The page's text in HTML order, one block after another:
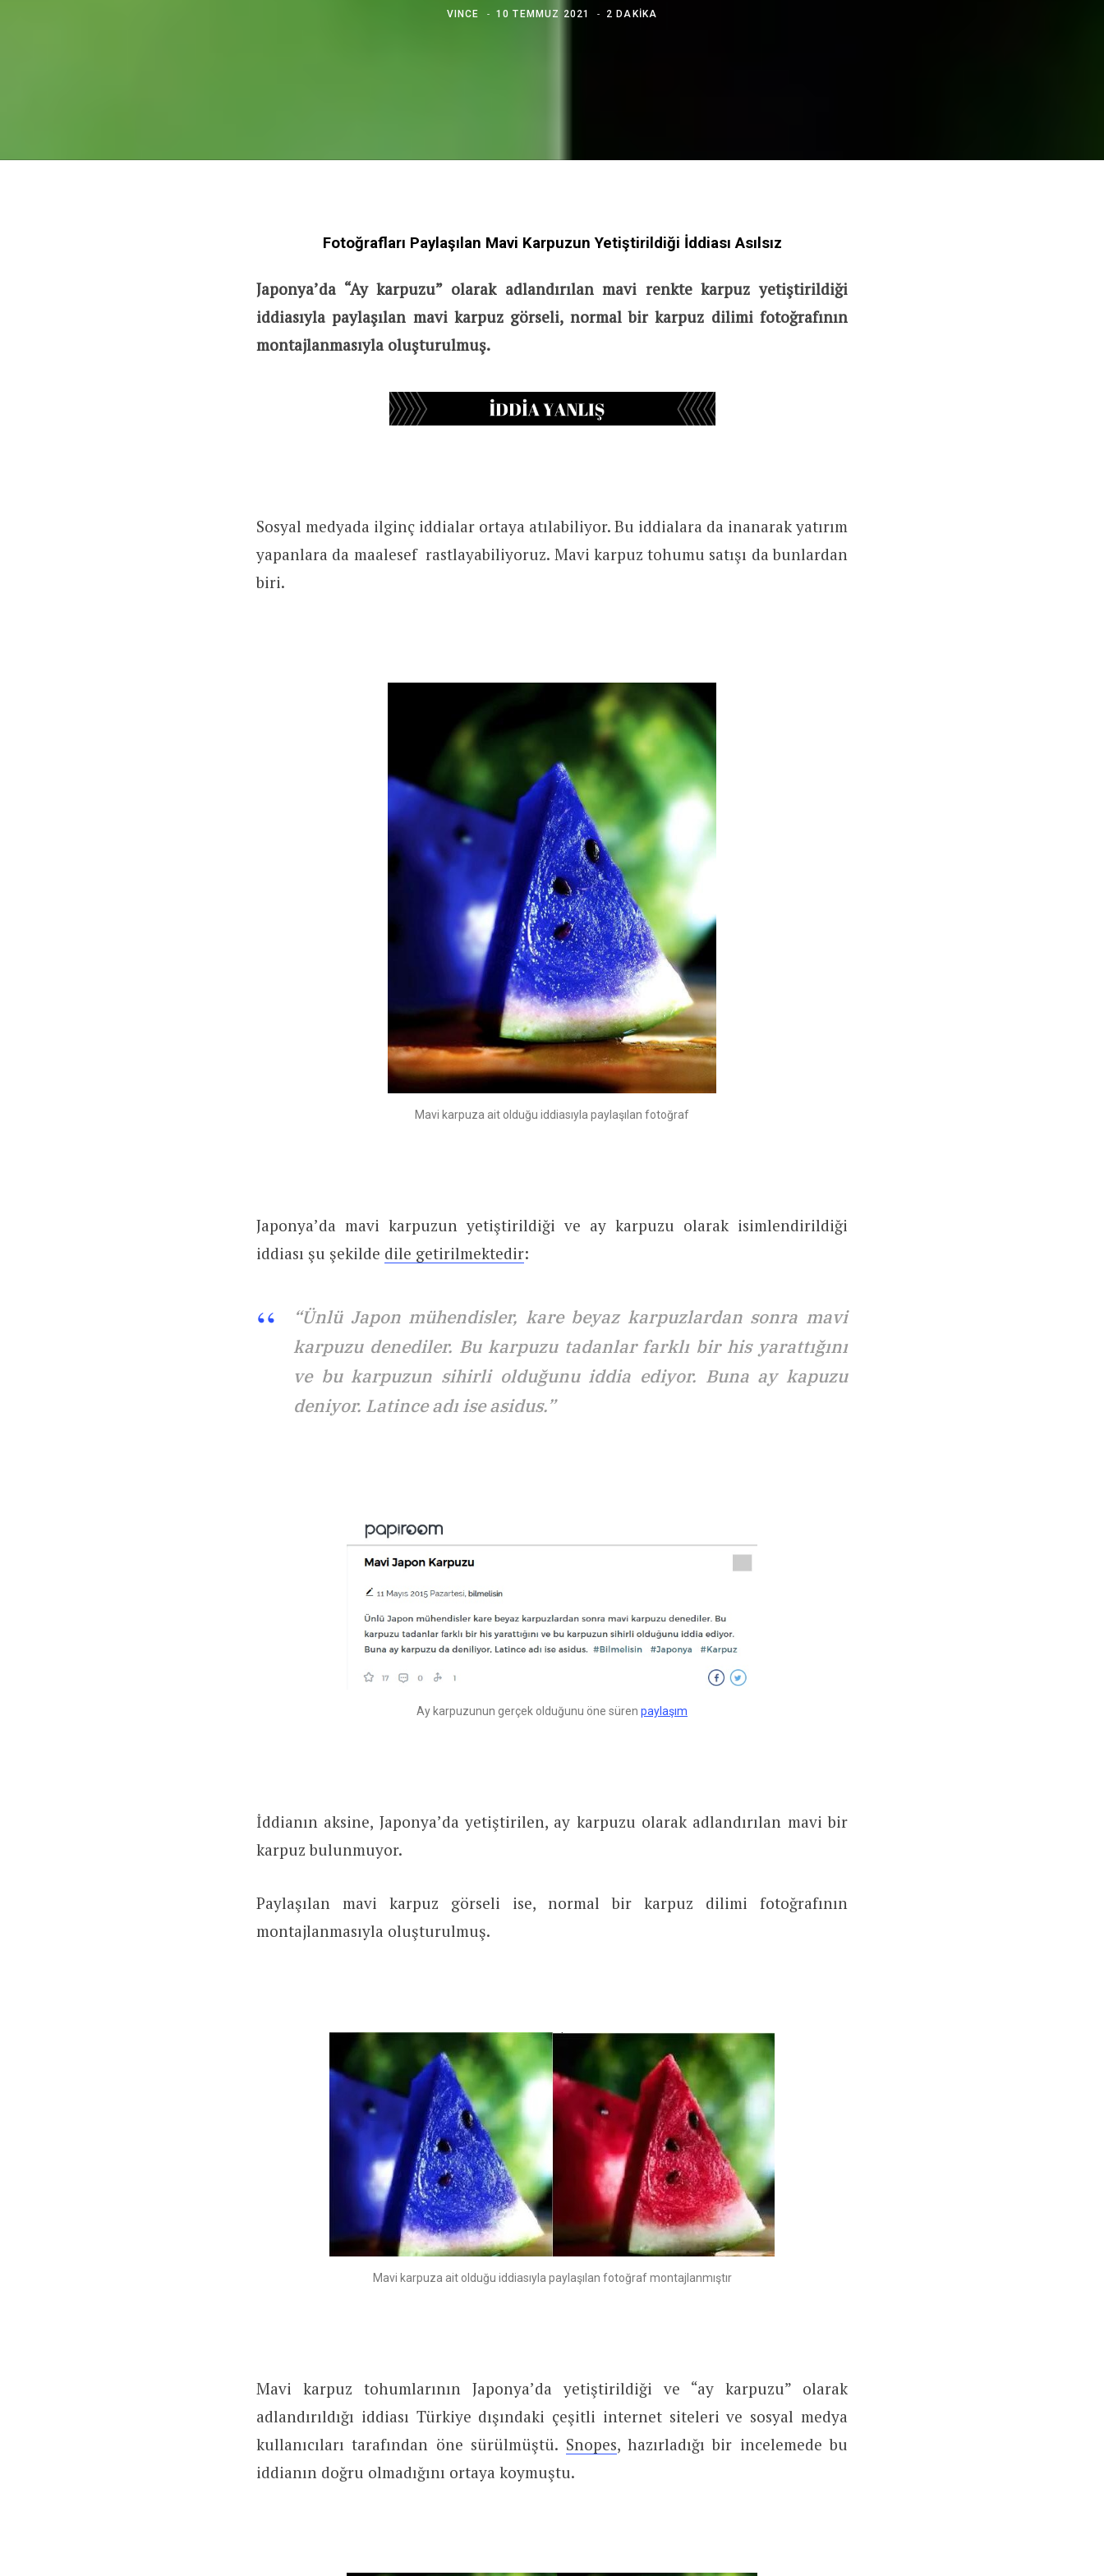
VINCE 10 TEMMUZ 2021 2 DAKIKA
Fotoğrafları Paylaşılan Mavi Karpuzun Yetiştirildiği İddiası Asılsız
Japonya’da “Ay karpuzu” olarak adlandırılan mavi renkte karpuz yetiştirildiği
iddiasıyla paylaşılan mavi karpuz görseli, normal bir karpuz dilimi fotoğrafının
montajlanmasıyla oluşturulmuş.
Sosyal medyada ilginç iddialar ortaya atılabiliyor. Bu iddialara da inanarak yatırım
yapanlara da maalesef rastlayabiliyoruz. Mavi karpuz tohumu satışı da bunlardan
biri.
Mavi karpuza ait olduğu iddiasıyla paylaşılan fotoğraf
Japonya’da mavi karpuzun yetiştirildiği ve ay karpuzu olarak isimlendirildiği
iddiası şu şekilde dile getirilmektedir:
“Ünlü Japon mühendisler, kare beyaz karpuzlardan sonra mavi
karpuzu denediler. Bu karpuzu tadanlar farklı bir his yarattığını
ve bu karpuzun sihirli olduğunu iddia ediyor. Buna ay kapuzu
deniyor. Latince adı ise asidus.”
Ay karpuzunun gerçek olduğunu öne süren paylaşım
İddianın aksine, Japonya’da yetiştirilen, ay karpuzu olarak adlandırılan mavi bir
karpuz bulunmuyor.
Paylaşılan mavi karpuz görseli ise, normal bir karpuz dilimi fotoğrafının
montajlanmasıyla oluşturulmuş.
Mavi karpuza ait olduğu iddiasıyla paylaşılan fotoğraf montajlanmıştır
Mavi karpuz tohumlarının Japonya’da yetiştirildiği ve “ay karpuzu” olarak
adlandırıldığı iddiası Türkiye dışındaki çeşitli internet siteleri ve sosyal medya
kullanıcıları tarafından öne sürülmüştü. Snopes, hazırladığı bir incelemede bu
iddianın doğru olmadığını ortaya koymuştu.